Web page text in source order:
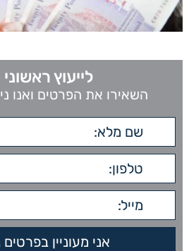
לייעוץ ראשוני
השאירו את הפרטים ואנו